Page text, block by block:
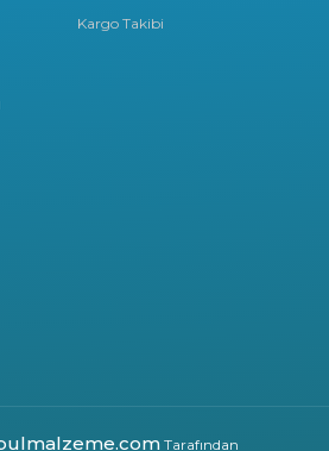
Kargo Takibi
Tarafından